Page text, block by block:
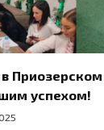
успехом!